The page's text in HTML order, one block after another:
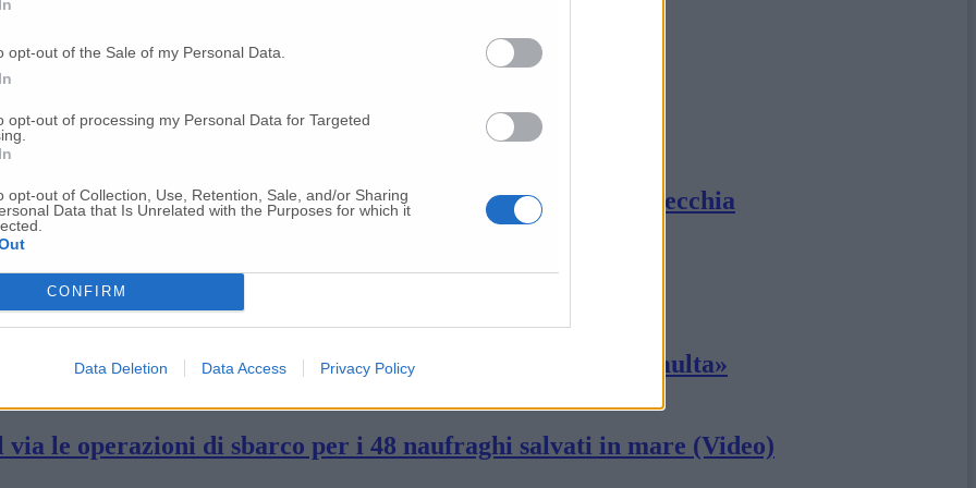
opt-out of the Sale of my Personal Data.
opt-out of processing my Personal Data for Targeted
opt-out of Collection, Use, Retention, Sale, and/or Sharing
Data that Is Unrelated with the Purposes for which it
CONFIRM
Data Deletion Data Access Privacy Policy
pomeriggio l’attracco in porto
assegnato il porto di Ancona
coi migranti salvati in mare fa rotta al porto di Civitavecchia
eventuali azioni legali da intraprendere»
«Venti giorni di fermo amministrativo e 10mila euro di multa»
le operazioni di sbarco per i 48 naufraghi salvati in mare (Video)